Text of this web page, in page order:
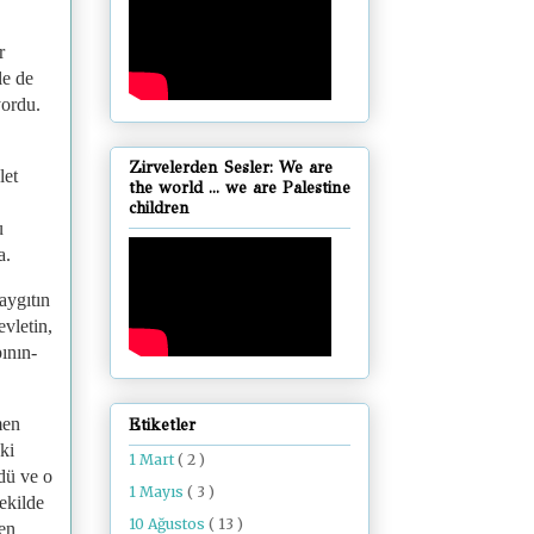
de
ve o
Zirvelerden Sesler: We are
the world ... we are Palestine
children
Etiketler
1 Mart ( 2 )
1 Mayıs ( 3 )
10 Ağustos ( 13 )